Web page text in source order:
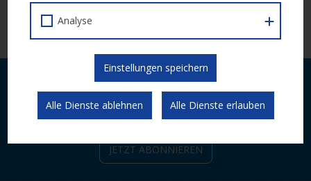
JA NEIN
Laufende Neuigkeiten zu Calls und
Veranstaltungen bequem per E-Mail.
JETZT ABONNIEREN
Analyse
Einstellungen speichern
Alle Dienste ablehnen Alle Dienste erlauben